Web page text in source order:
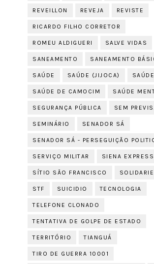
REVEILLON REVEJA REVISTE
RICARDO FILHO CORRETOR
ROMEU ALDIGUERI SALVE VIDAS
SANEAMENTO SANEAMENTO
SAÚDE SAÚDE (JIJOCA)
SAÚDE DE CAMOCIM SAÚDE
SEGURANÇA PÚBLICA SEM
SEMINÁRIO SENADOR SÁ
SENADOR SÁ - PERSEGUIÇÃO
SERVIÇO MILITAR SIENA EXPRESS
SÍTIO SÃO FRANCISCO
STF SUICIDIO TECNOLOGIA
TELEFONE CLONADO
TENTATIVA DE GOLPE DE ESTADO
TERRITÓRIO TIANGUÁ
TIRO DE GUERRA 10001